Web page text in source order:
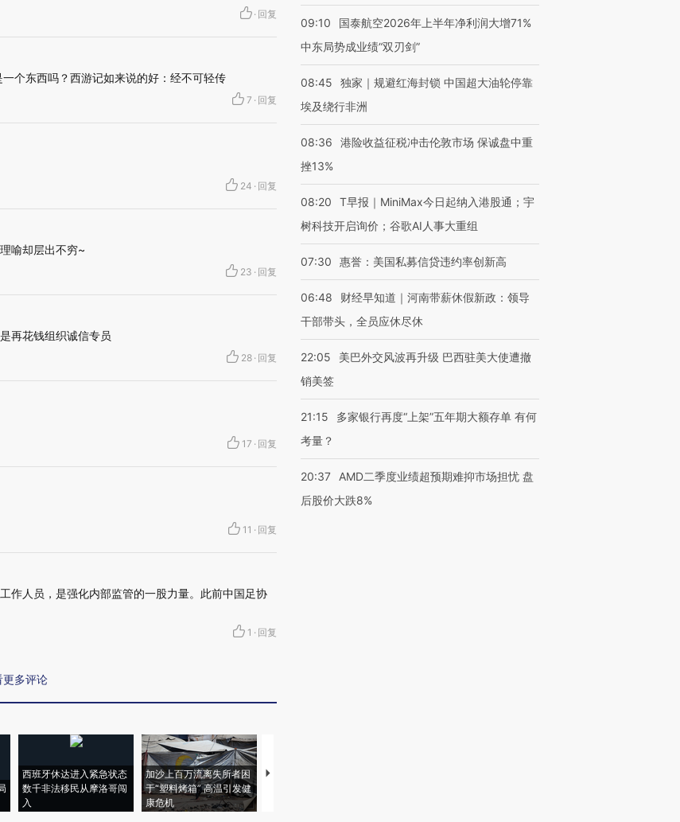
· 回复
个东西吗？西游记如来说的好：经不可轻传
7 · 回复
24 · 回复
喻却层出不穷~
23 · 回复
再花钱组织诚信专员
28 · 回复
17 · 回复
11 · 回复
作人员，是强化内部监管的一股力量。此前中国足协
1 · 回复
更多评论
西班牙休达进入紧急状态
数千非法移民从摩洛哥闯
入
加沙上百万流离失所者困
于“塑料烤箱” 高温引发健
康危机
马航飞行员跨国走私7万
09:10
国泰航空2026年上半年净利润大增71%
中东局势成业绩“双刃剑”
08:45
独家｜规避红海封锁 中国超大油轮停靠
埃及绕行非洲
08:36
港险收益征税冲击伦敦市场 保诚盘中重
挫13%
08:20
T早报｜MiniMax今日起纳入港股通；宇
树科技开启询价；谷歌AI人事大重组
07:30 惠誉：美国私募信贷违约率创新高
06:48
财经早知道｜河南带薪休假新政：领导
干部带头，全员应休尽休
22:05
美巴外交风波再升级 巴西驻美大使遭撤
销美签
21:15
多家银行再度“上架”五年期大额存单 有何
考量？
20:37
AMD二季度业绩超预期难抑市场担忧 盘
后股价大跌8%